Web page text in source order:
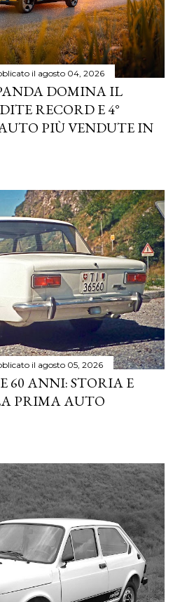
il agosto 04, 2026
DOMINA IL
RECORD E 4°
PIÙ VENDUTE IN
il agosto 05, 2026
60 ANNI: STORIA E
PRIMA AUTO